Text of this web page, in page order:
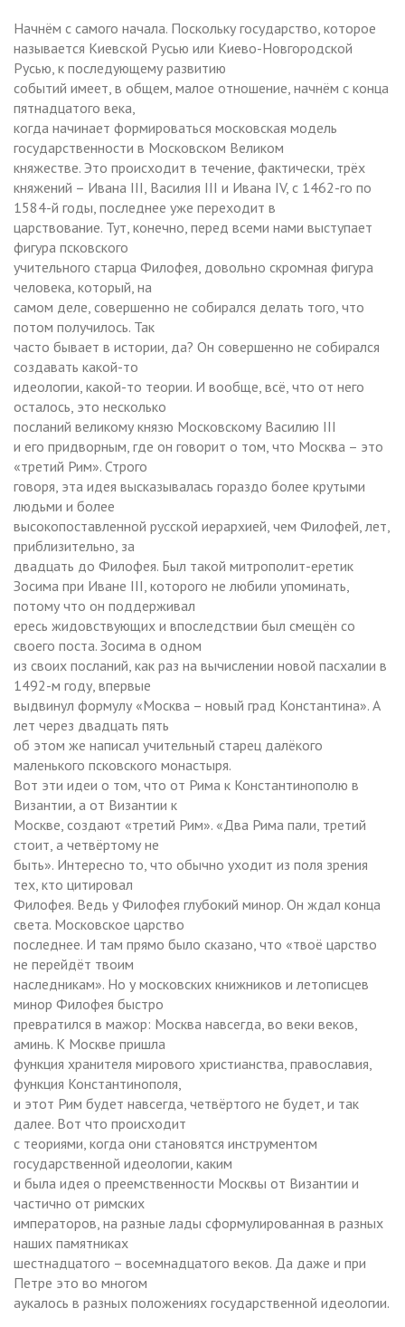
Начнём с самого начала. Поскольку государство, которое
называется Киевской Русью или Киево-Новгородской
Русью, к последующему развитию
событий имеет, в общем, малое отношение, начнём с конца
пятнадцатого века,
когда начинает формироваться московская модель
государственности в Московском Великом
княжестве. Это происходит в течение, фактически, трёх
княжений – Ивана III, Василия III и Ивана IV, с 1462-го по
1584-й годы, последнее уже переходит в
царствование. Тут, конечно, перед всеми нами выступает
фигура псковского
учительного старца Филофея, довольно скромная фигура
человека, который, на
самом деле, совершенно не собирался делать того, что
потом получилось. Так
часто бывает в истории, да? Он совершенно не собирался
создавать какой-то
идеологии, какой-то теории. И вообще, всё, что от него
осталось, это несколько
посланий великому князю Московскому Василию III
и его придворным, где он говорит о том, что Москва – это
«третий Рим». Строго
говоря, эта идея высказывалась гораздо более крутыми
людьми и более
высокопоставленной русской иерархией, чем Филофей, лет,
приблизительно, за
двадцать до Филофея. Был такой митрополит-еретик
Зосима при Иване III, которого не любили упоминать,
потому что он поддерживал
ересь жидовствующих и впоследствии был смещён со
своего поста. Зосима в одном
из своих посланий, как раз на вычислении новой пасхалии в
1492-м году, впервые
выдвинул формулу «Москва – новый град Константина». А
лет через двадцать пять
об этом же написал учительный старец далёкого
маленького псковского монастыря.
Вот эти идеи о том, что от Рима к Константинополю в
Византии, а от Византии к
Москве, создают «третий Рим». «Два Рима пали, третий
стоит, а четвёртому не
быть». Интересно то, что обычно уходит из поля зрения
тех, кто цитировал
Филофея. Ведь у Филофея глубокий минор. Он ждал конца
света. Московское царство
последнее. И там прямо было сказано, что «твоё царство
не перейдёт твоим
наследникам». Но у московских книжников и летописцев
минор Филофея быстро
превратился в мажор: Москва навсегда, во веки веков,
аминь. К Москве пришла
функция хранителя мирового христианства, православия,
функция Константинополя,
и этот Рим будет навсегда, четвёртого не будет, и так
далее. Вот что происходит
с теориями, когда они становятся инструментом
государственной идеологии, каким
и была идея о преемственности Москвы от Византии и
частично от римских
императоров, на разные лады сформулированная в разных
наших памятниках
шестнадцатого – восемнадцатого веков. Да даже и при
Петре это во многом
аукалось в разных положениях государственной идеологии.